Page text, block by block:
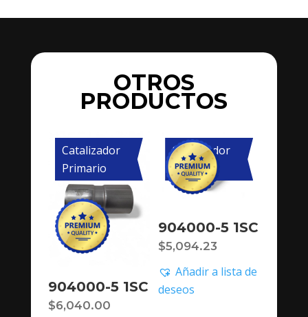
OTROS
PRODUCTOS
Catalizador
Primario
904000-5 1SC
$6,040.00
Catalizador
Primario
904000-5 1SC
$5,094.23
Añadir a lista de
deseos